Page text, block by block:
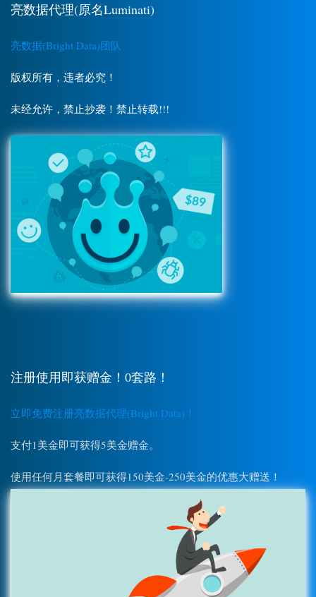
亮数据代理(原名Luminati)
亮数据(Bright Data)团队
版权所有，违者必究！
未经允许，禁止抄袭！禁止转载!!!
注册使用即获赠金！0套路！
立即免费注册亮数据代理(Bright Data)！
支付1美金即可获得5美金赠金。
使用任何月套餐即可获得150美金-250美金的优惠大赠送！